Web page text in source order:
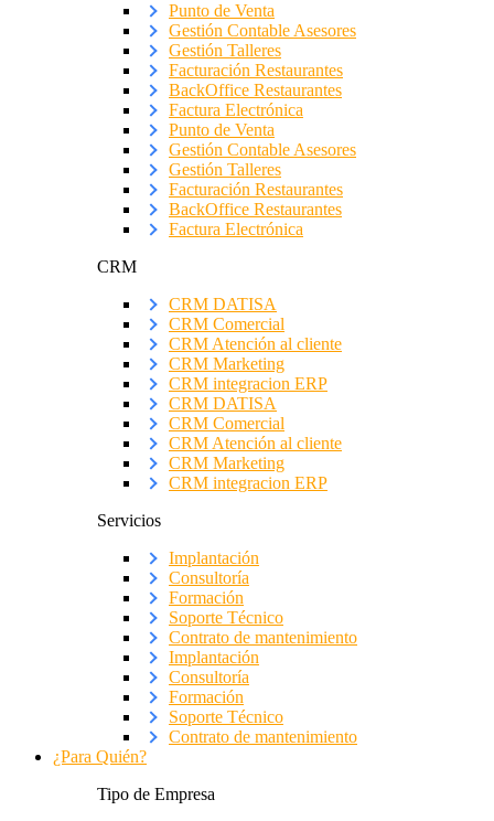
Punto de Venta
Gestión Contable Asesores
Gestión Talleres
Facturación Restaurantes
BackOffice Restaurantes
Factura Electrónica
Punto de Venta
Gestión Contable Asesores
Gestión Talleres
Facturación Restaurantes
BackOffice Restaurantes
Factura Electrónica
CRM
CRM DATISA
CRM Comercial
CRM Atención al cliente
CRM Marketing
CRM integracion ERP
CRM DATISA
CRM Comercial
CRM Atención al cliente
CRM Marketing
CRM integracion ERP
Servicios
Implantación
Consultoría
Formación
Soporte Técnico
Contrato de mantenimiento
Implantación
Consultoría
Formación
Soporte Técnico
Contrato de mantenimiento
¿Para Quién?
Tipo de Empresa